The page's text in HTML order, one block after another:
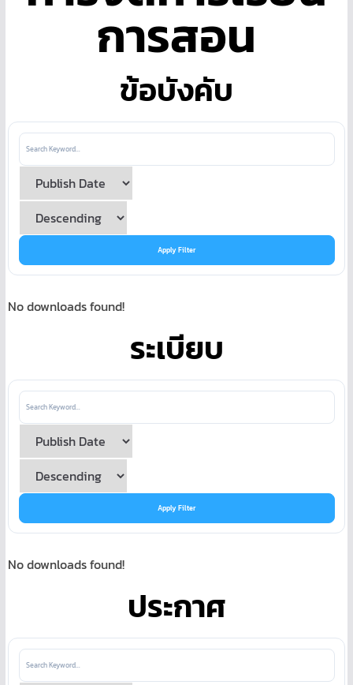
การสอน
ข้อบังคับ
Apply Filter
No downloads found!
ระเบียบ
Apply Filter
No downloads found!
ประกาศ